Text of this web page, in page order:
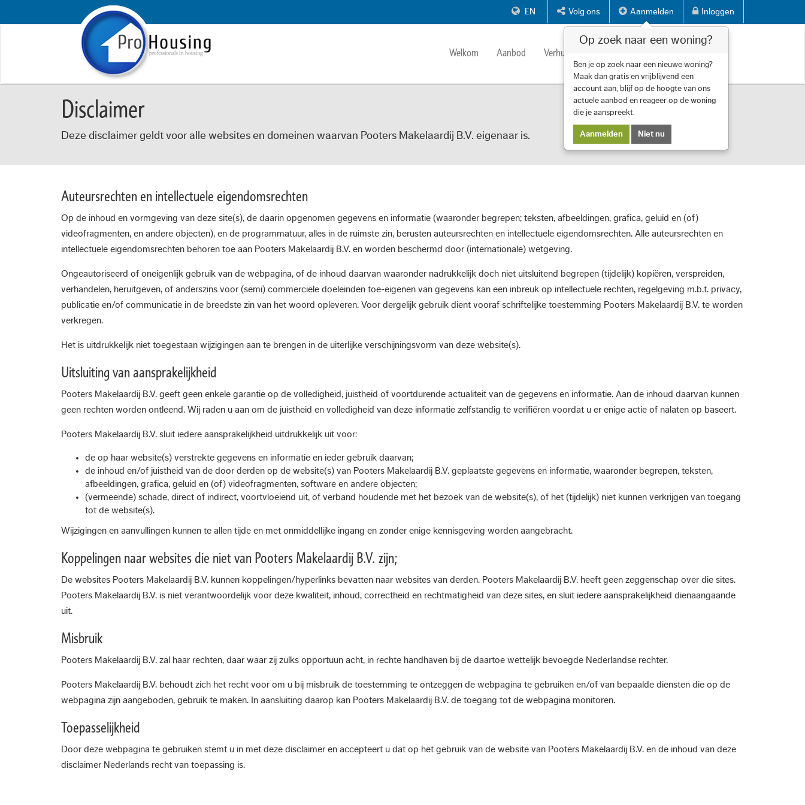
EN Volg ons Aanmelden Inloggen
Welkom Aanbod Verhuren
Disclaimer
Deze disclaimer geldt voor alle websites en domeinen waarvan Pooters Makelaardij B.V. eigenaar is.
Auteursrechten en intellectuele eigendomsrechten
Op de inhoud en vormgeving van deze site(s), de daarin opgenomen gegevens en informatie (waaronder begrepen; teksten, afbeeldingen, grafica, geluid en (of)
videofragmenten, en andere objecten), en de programmatuur, alles in de ruimste zin, berusten auteursrechten en intellectuele eigendomsrechten. Alle auteursrechten en
intellectuele eigendomsrechten behoren toe aan Pooters Makelaardij B.V. en worden beschermd door (internationale) wetgeving.
Ongeautoriseerd of oneigenlijk gebruik van de webpagina, of de inhoud daarvan waaronder nadrukkelijk doch niet uitsluitend begrepen (tijdelijk) kopiëren, verspreiden,
verhandelen, heruitgeven, of anderszins voor (semi) commerciële doeleinden toe-eigenen van gegevens kan een inbreuk op intellectuele rechten, regelgeving m.b.t. privacy,
publicatie en/of communicatie in de breedste zin van het woord opleveren. Voor dergelijk gebruik dient vooraf schriftelijke toestemming Pooters Makelaardij B.V. te worden
verkregen.
Het is uitdrukkelijk niet toegestaan wijzigingen aan te brengen in de uiterlijke verschijningsvorm van deze website(s).
Uitsluiting van aansprakelijkheid
Pooters Makelaardij B.V. geeft geen enkele garantie op de volledigheid, juistheid of voortdurende actualiteit van de gegevens en informatie. Aan de inhoud daarvan kunnen
geen rechten worden ontleend. Wij raden u aan om de juistheid en volledigheid van deze informatie zelfstandig te verifiëren voordat u er enige actie of nalaten op baseert.
Pooters Makelaardij B.V. sluit iedere aansprakelijkheid uitdrukkelijk uit voor:
de op haar website(s) verstrekte gegevens en informatie en ieder gebruik daarvan;
de inhoud en/of juistheid van de door derden op de website(s) van Pooters Makelaardij B.V. geplaatste gegevens en informatie, waaronder begrepen, teksten,
afbeeldingen, grafica, geluid en (of) videofragmenten, software en andere objecten;
(vermeende) schade, direct of indirect, voortvloeiend uit, of verband houdende met het bezoek van de website(s), of het (tijdelijk) niet kunnen verkrijgen van toegang
tot de website(s).
Wijzigingen en aanvullingen kunnen te allen tijde en met onmiddellijke ingang en zonder enige kennisgeving worden aangebracht.
Koppelingen naar websites die niet van Pooters Makelaardij B.V. zijn;
De websites Pooters Makelaardij B.V. kunnen koppelingen/hyperlinks bevatten naar websites van derden. Pooters Makelaardij B.V. heeft geen zeggenschap over die sites.
Pooters Makelaardij B.V. is niet verantwoordelijk voor deze kwaliteit, inhoud, correctheid en rechtmatigheid van deze sites, en sluit iedere aansprakelijkheid dienaangaande
uit.
Misbruik
Pooters Makelaardij B.V. zal haar rechten, daar waar zij zulks opportuun acht, in rechte handhaven bij de daartoe wettelijk bevoegde Nederlandse rechter.
Pooters Makelaardij B.V. behoudt zich het recht voor om u bij misbruik de toestemming te ontzeggen de webpagina te gebruiken en/of van bepaalde diensten die op de
webpagina zijn aangeboden, gebruik te maken. In aansluiting daarop kan Pooters Makelaardij B.V. de toegang tot de webpagina monitoren.
Toepasselijkheid
Door deze webpagina te gebruiken stemt u in met deze disclaimer en accepteert u dat op het gebruik van de website van Pooters Makelaardij B.V. en de inhoud van deze
disclaimer Nederlands recht van toepassing is.
Op zoek naar een woning?
Ben je op zoek naar een nieuwe woning?
Maak dan gratis en vrijblijvend een
account aan, blijf op de hoogte van ons
actuele aanbod en reageer op de woning
die je aanspreekt.
Aanmelden Niet nu